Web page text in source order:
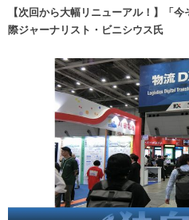
【次回から大幅リニューアル！】「
際ジャーナリスト・ビニシウス氏